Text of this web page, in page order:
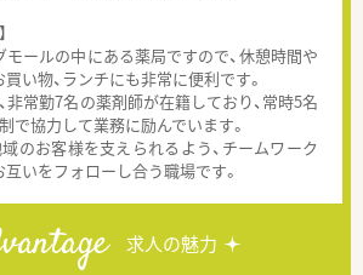
ールの中にある薬局ですので、休憩時間や
い物、ランチにも非常に便利です。
常勤7名の薬剤師が在籍しており、常時5名
で協力して業務に励んでいます。
のお客様を支えられるよう、チームワーク
いをフォローし合う職場です。
求人の魅力